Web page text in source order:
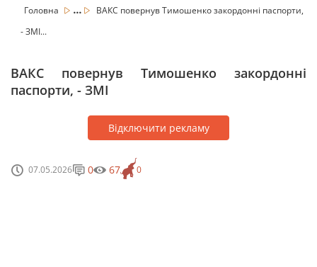
Головна ...
ВАКС повернув Тимошенко закордонні паспорти,
- ЗМІ...
ВАКС повернув Тимошенко закордонні
паспорти, - ЗМІ
Відключити рекламу
07.05.2026 0
0 67